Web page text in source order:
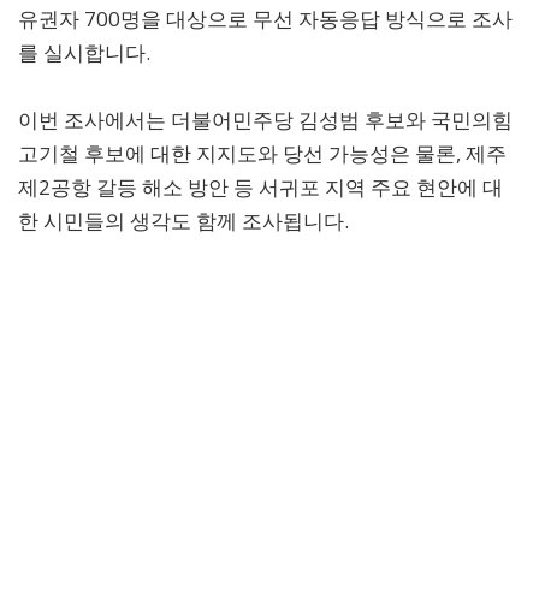
유권자 700명을 대상으로 무선 자동응답 방식으로 조사
를 실시합니다.
이번 조사에서는 더불어민주당 김성범 후보와 국민의힘
고기철 후보에 대한 지지도와 당선 가능성은 물론, 제주
제2공항 갈등 해소 방안 등 서귀포 지역 주요 현안에 대
한 시민들의 생각도 함께 조사됩니다.